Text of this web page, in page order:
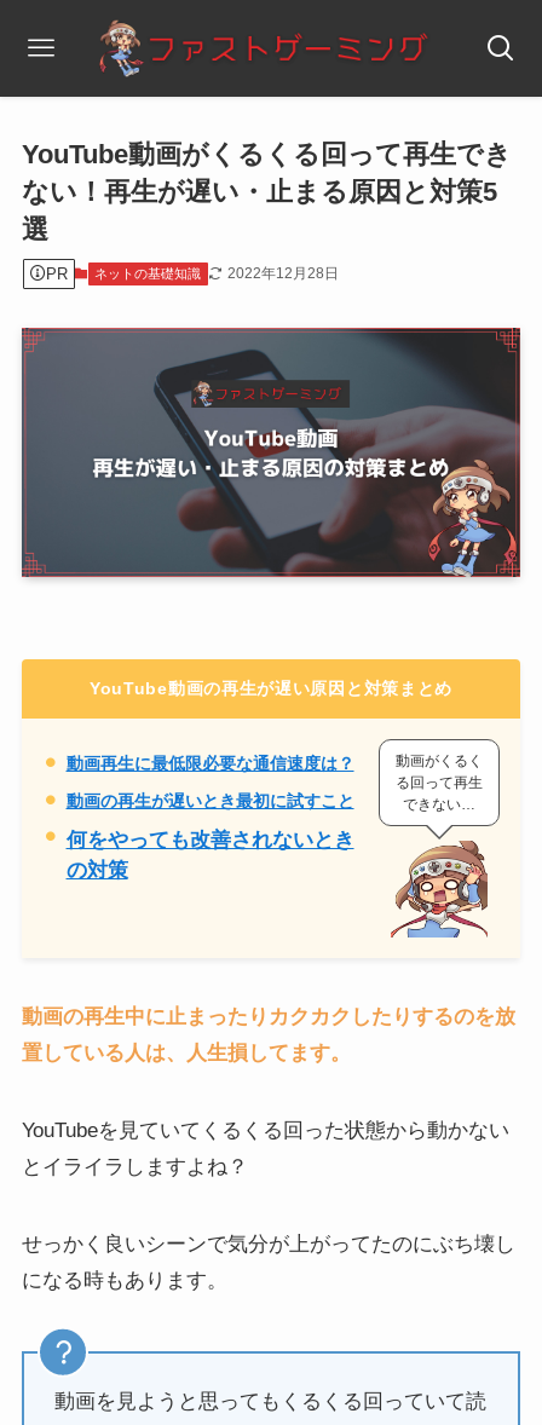
YouTube動画がくるくる回って再生でき
ない！再生が遅い・止まる原因と対策5
選
PR ネットの基礎知識 2022年12月28日
YouTube動画の再生が遅い原因と対策まとめ
動画再生に最低限必要な通信速度は？
動画の再生が遅いとき最初に試すこと
何をやっても改善されないとき
の対策
動画がくるく
る回って再生
できない…
動画の再生中に止まったりカクカクしたりするのを放
置している人は、人生損してます。
YouTubeを見ていてくるくる回った状態から動かない
とイライラしますよね？
せっかく良いシーンで気分が上がってたのにぶち壊し
になる時もあります。
動画を見ようと思ってもくるくる回っていて読